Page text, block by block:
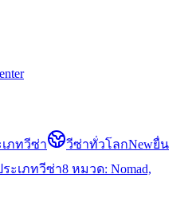
ภทวีซ่า วีซ่าทั่วโลกNewยื่น
ระเภทวีซ่า8 หมวด: Nomad,